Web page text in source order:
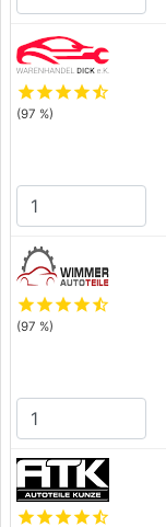
starstarstarstarstar_half
(97 %)
starstarstarstarstar_half
(97 %)
starstarstarstarstar_half